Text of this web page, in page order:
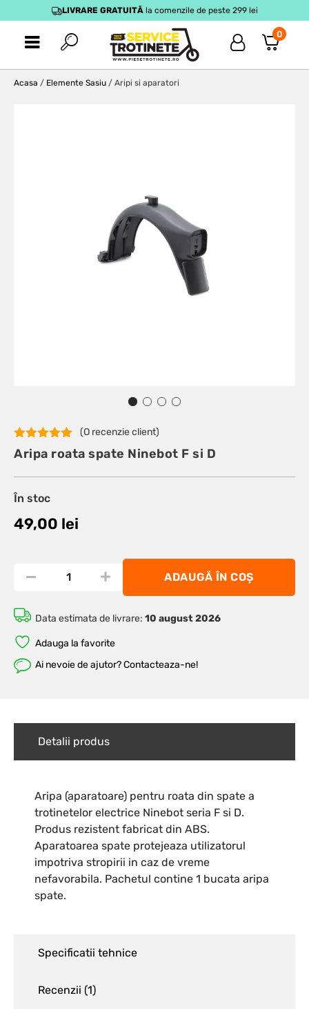
LIVRARE GRATUITĂla comenzile de peste 299 lei
0
Acasa / Elemente Sasiu / Aripi si aparatori
Evaluat la
5.00din 5
singure
evaluări
(O recenzie client)
Aripa roata spate Ninebot F si D
În stoc
49,00 lei
ADAUGĂ ÎN COȘ
Data estimata de livrare: 10 august 2026
Adauga la favorite
Ai nevoie de ajutor? Contacteaza-ne!
Detalii produs
Specificatii tehnice
Recenzii (1)
Aripa (aparatoare) pentru roata din spate a
trotinetelor electrice Ninebot seria F si D.
Produs rezistent fabricat din ABS.
Aparatoarea spate protejeaza utilizatorul
impotriva stropirii in caz de vreme
nefavorabila. Pachetul contine 1 bucata aripa
spate.